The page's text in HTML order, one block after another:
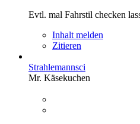
Evtl. mal Fahrstil checken
Inhalt melden
Zitieren
Strahlemannsci
Mr. Käsekuchen